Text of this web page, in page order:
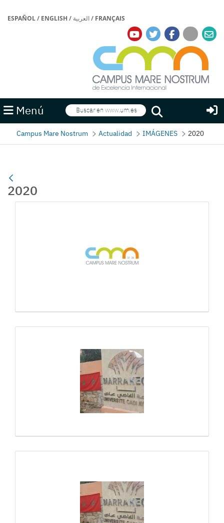
ESPAÑOL/ ENGLISH / العربية/ FRANÇAIS
Menú Buscar
Buscar
Campus Mare Nostrum Actualidad IMÁGENES 2020
2020